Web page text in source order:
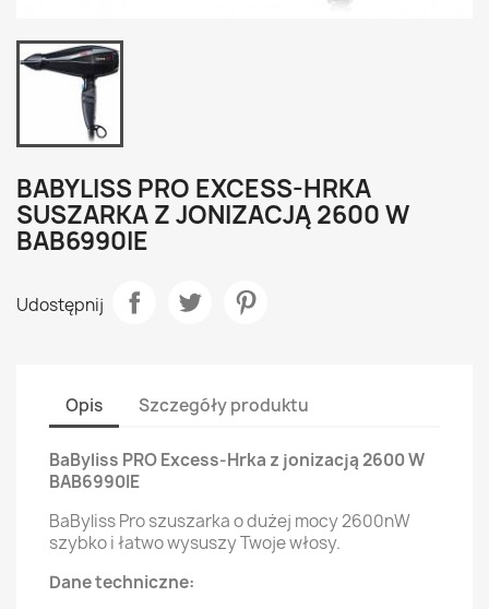
BABYLISS PRO EXCESS-HRKA
SUSZARKA Z JONIZACJĄ 2600 W
BAB6990IE
Udostępnij
Opis Szczegóły produktu
BaByliss PRO Excess-Hrka z jonizacją 2600 W
BAB6990IE
BaByliss Pro szuszarka o dużej mocy 2600nW
szybko i łatwo wysuszy Twoje włosy.
Dane techniczne: